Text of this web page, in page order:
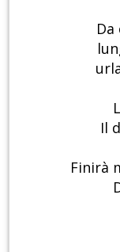
Il
Finirà